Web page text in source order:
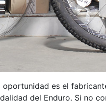
oportunidad es el
del Enduro. Si no